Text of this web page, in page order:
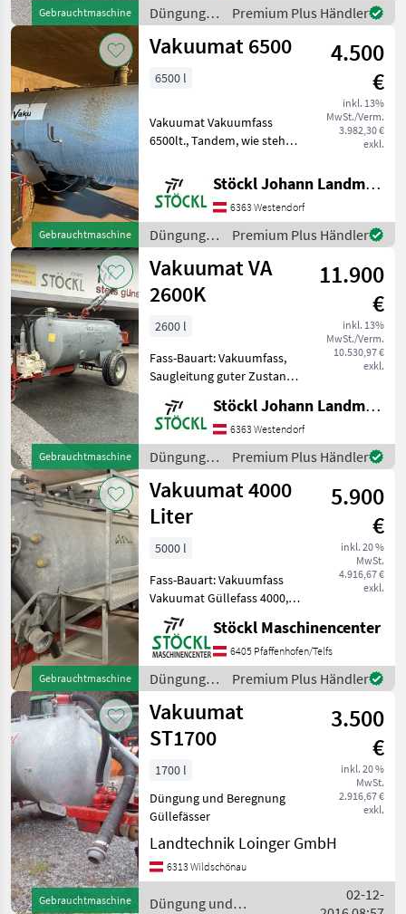
Gebrauchtmaschine
10.0/75-15.3, mit
Saugleitung und V
Düngung
und
Beregnung
Premium Plus Händler
Gebrauchtmaschine
Vakuumat 6500
4.500
€
inkl. 13%
MwSt./Verm.
3.982,30 €
exkl.
6500 l
Vakuumat Vakuumfass
6500lt., Tandem, wie steht,
Beregnung Güllefässer
Stöckl Johann Landmaschinen GesmbH & Co KG
6363 Westendorf
Düngung
und
Beregnung
/ Vakuumat
Premium Plus Händler
Gebrauchtmaschine
Vakuumat VA
2600K
11.900
€
inkl. 13%
MwSt./Verm.
10.530,97 €
exkl.
2600 l
Fass-Bauart: Vakuumfass,
Saugleitung guter Zustand,
Kombiausführung mit
Untenanhängung, Werfer
hydr. dreh- und neigbar, mit
Saugleitung und Verteiler,
Seilz
Stöckl Johann Landmaschinen GesmbH & Co KG
6363 Westendorf
Düngung
und
Beregnung
/ Vakuumat
Premium Plus Händler
Gebrauchtmaschine
Vakuumat 4000
Liter
5.900
€
inkl. 20 %
MwSt.
4.916,67 €
exkl.
5000 l
Fass-Bauart: Vakuumfass
Vakuumat Güllefass 4000,
hydraulisches Rührwerk,
Schlauchablage. Liter. (B)
Düngung und Beregnung
Güllefässer
Stöckl Maschinencenter
6405 Pfaffenhofen/Telfs
Düngung
und
Beregnung
/ Vakuumat
Premium Plus Händler
Gebrauchtmaschine
Vakuumat
ST1700
3.500
€
inkl. 20 %
MwSt.
2.916,67 €
exkl.
1700 l
Düngung und Beregnung
Güllefässer
Landtechnik Loinger GmbH
6313 Wildschönau
Düngung und
02-12-